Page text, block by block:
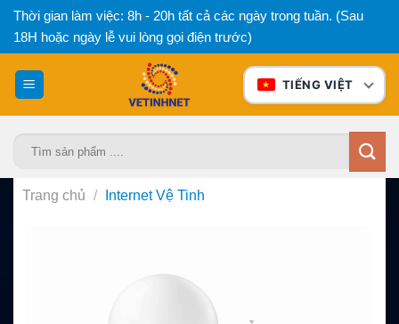
Bỏ
qua
nội
dung
Thời gian làm việc: 8h - 20h tất cả các ngày trong tuần. (Sau
18H hoặc ngày lễ vui lòng gọi điện trước)
TIẾNG VIỆT
Trang chủ / Internet Vệ Tinh